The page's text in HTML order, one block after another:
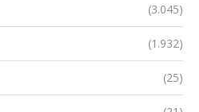
(3.045)
(1.932)
(25)